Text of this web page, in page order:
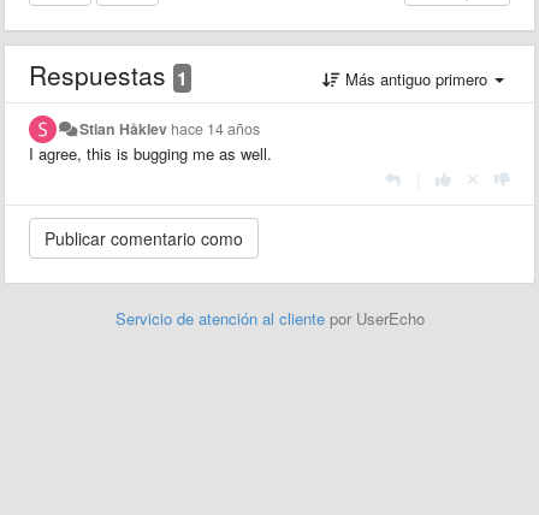
Respuestas 1 Más antiguo primero
Stian Håklev hace 14 años
I agree, this is bugging me as well.
Servicio de atención al cliente por UserEcho